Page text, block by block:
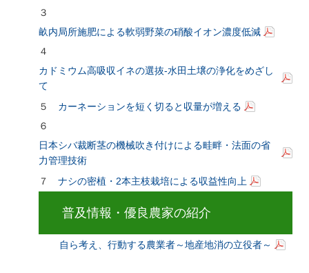
３
畝内局所施肥による軟弱野菜の硝酸イオン濃度低減
４
カドミウム高吸収イネの選抜-水田土壌の浄化をめざし
て
５ カーネーションを短く切ると収量が増える
６
日本シバ裁断茎の機械吹き付けによる畦畔・法面の省
力管理技術
７ ナシの密植・2本主枝栽培による収益性向上
普及情報・優良農家の紹介
自ら考え、行動する農業者～地産地消の立役者～